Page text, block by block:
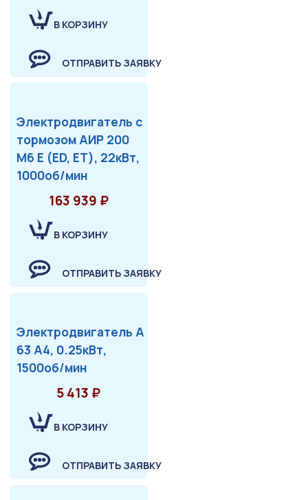
В КОРЗИНУ
ОТПРАВИТЬ ЗАЯВКУ
Электродвигатель с
тормозом АИР 200
М6 Е (ED, ET), 22кВт,
1000об/мин
163 939 ₽
В КОРЗИНУ
ОТПРАВИТЬ ЗАЯВКУ
Электродвигатель А
63 А4, 0.25кВт,
1500об/мин
5 413 ₽
В КОРЗИНУ
ОТПРАВИТЬ ЗАЯВКУ